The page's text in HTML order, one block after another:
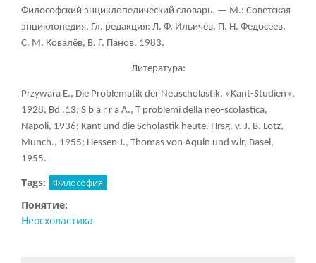
Философский энциклопедический словарь. — М.: Советская
энциклопедия. Гл. редакция: Л. Ф. Ильичёв, П. Н. Федосеев,
С. М. Ковалёв, В. Г. Панов. 1983.
Литература:
Przywara E., Die Problematik der Neuscholastik, «Kant-Studien»,
1928, Bd .13; S b a r r a A., T problemi della neo-scolastica,
Napoli, 1936; Kant und die Scholastik heute. Hrsg. v. J. B. Lotz,
Munch., 1955; Hessen J., Thomas von Aquin und wir, Basel,
1955.
Tags: Философия
Понятие:
Неосхоластика